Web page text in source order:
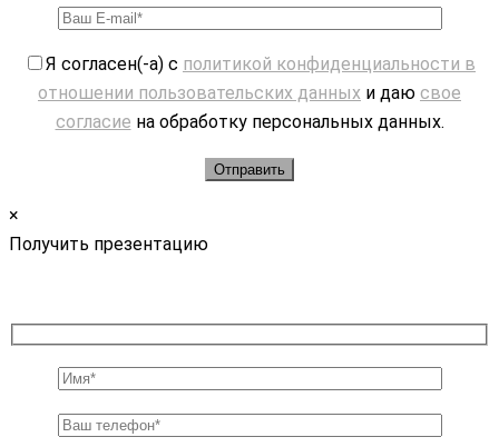
Я согласен(-а) с политикой конфиденциальности в
отношении пользовательских данных и даю свое
согласие на обработку персональных данных.
×
Получить презентацию